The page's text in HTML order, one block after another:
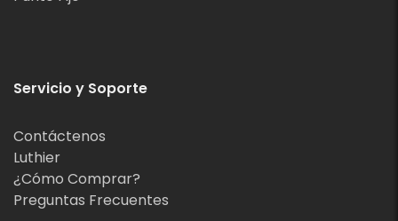
Servicio y Soporte
Contáctenos
Luthier
¿Cómo Comprar?
Preguntas Frecuentes